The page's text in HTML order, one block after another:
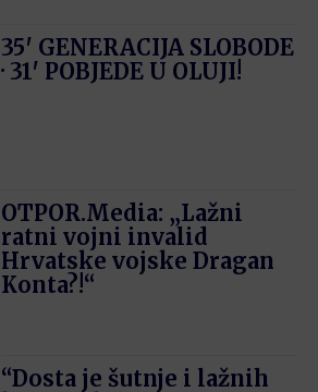
35′ GENERACIJA SLOBODE
· 31′ POBJEDE U OLUJI!
OTPOR.Media: „Lažni
ratni vojni invalid
Hrvatske vojske Dragan
Konta?!“
“Dosta je šutnje i lažnih